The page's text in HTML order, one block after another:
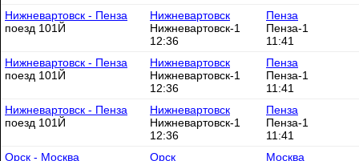
Нижневартовск - Пенза
поезд 101Й
Нижневартовск
Нижневартовск-1
12:36
Пенза
Пенза-1
11:41
Нижневартовск - Пенза
поезд 101Й
Нижневартовск
Нижневартовск-1
12:36
Пенза
Пенза-1
11:41
Нижневартовск - Пенза
поезд 101Й
Нижневартовск
Нижневартовск-1
12:36
Пенза
Пенза-1
11:41
Орск - Москва
Орск
Москва